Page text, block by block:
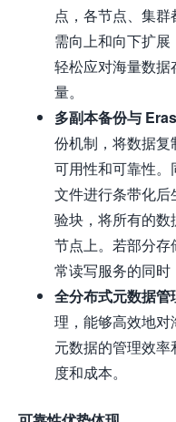
点，各节点、集
需向上和向下扩
轻松应对海量数
量。
多副本备份与
份机制，将数据
可用性和可靠性
文件进行条带化
验块，将所有的
节点上。若部分
常读写服务的同时
全分布式元数据管
理，能够高效地
元数据的管理效
度和成本。